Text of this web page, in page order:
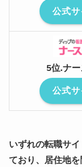
公式
5位.ナ
公式
いずれの転職サ
ており、居住地を